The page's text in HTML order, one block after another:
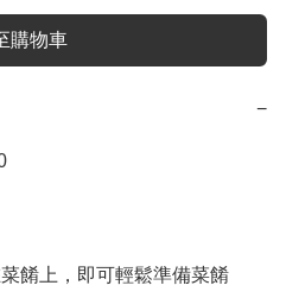
購物車
−
餚上，即可輕鬆準備菜餚